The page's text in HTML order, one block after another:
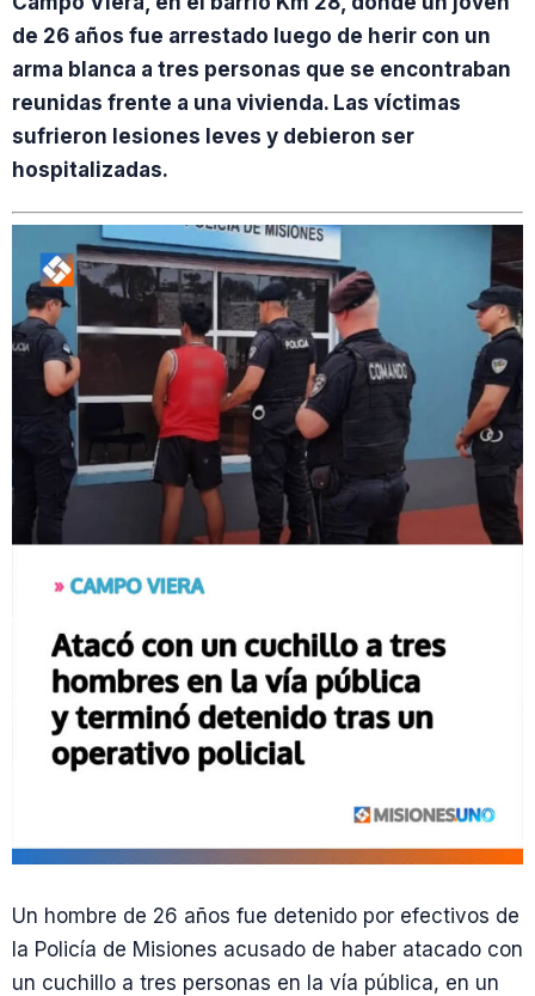
de 26 años fue arrestado luego de herir con un
arma blanca a tres personas que se encontraban
reunidas frente a una vivienda. Las víctimas
sufrieron lesiones leves y debieron ser
hospitalizadas.
Un hombre de 26 años fue detenido por efectivos de
la Policía de Misiones acusado de haber atacado con
un cuchillo a tres personas en la vía pública, en un